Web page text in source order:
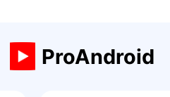
ProAndroid